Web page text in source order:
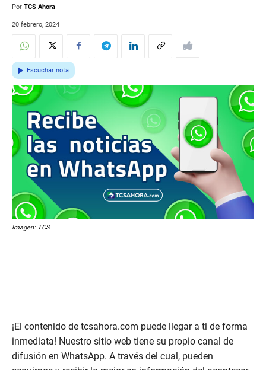
Por TCS Ahora
20 febrero, 2024
Escuchar nota
Imagen: TCS
¡El contenido de tcsahora.com puede llegar a ti de forma
inmediata! Nuestro sitio web tiene su propio canal de
difusión en WhatsApp. A través del cual, pueden